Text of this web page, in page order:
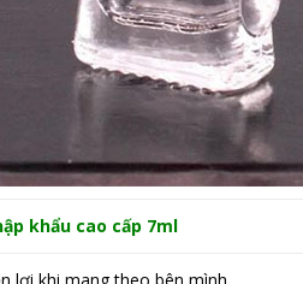
khẩu cao cấp 7ml
lợi khi mang theo bên mình